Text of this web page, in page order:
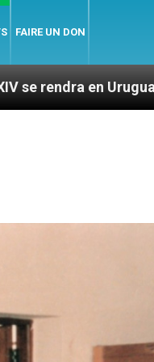
FAIRE UN DON
en